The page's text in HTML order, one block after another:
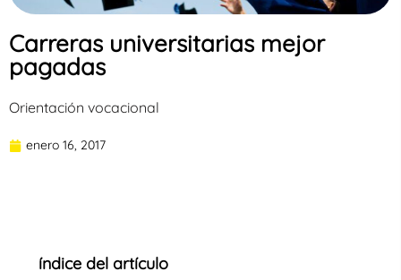
Carreras universitarias mejor
pagadas
Orientación vocacional
enero 16, 2017
índice del artículo